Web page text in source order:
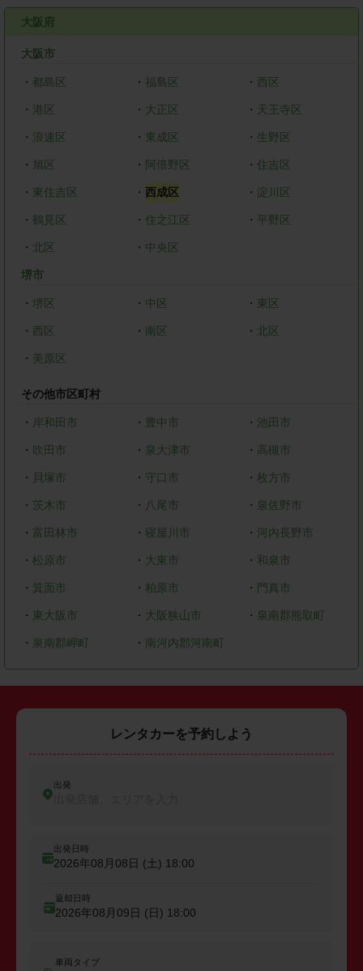
大阪府
大阪市
・ 都島区 ・ 福島区 ・ 西区
・ 港区 ・ 大正区 ・ 天王寺区
・ 浪速区 ・ 東成区 ・ 生野区
・ 旭区 ・ 阿倍野区 ・ 住吉区
・ 東住吉区 ・ 西成区 ・ 淀川区
・ 鶴見区 ・ 住之江区 ・平野区
・ 北区 ・ 中央区
堺市
・ 堺区 ・ 中区 ・ 東区
・ 西区 ・ 南区 ・ 北区
・ 美原区
その他市区町村
・ 岸和田市 ・ 豊中市 ・ 池田市
・ 吹田市 ・ 泉大津市 ・ 高槻市
・ 貝塚市 ・ 守口市 ・枚方市
・ 茨木市 ・ 八尾市 ・ 泉佐野市
・ 富田林市 ・ 寝屋川市 ・ 河内長野市
・ 松原市 ・ 大東市 ・ 和泉市
・ 箕面市 ・ 柏原市 ・ 門真市
・ 東大阪市 ・ 大阪狭山市 ・ 泉南郡熊取町
・ 泉南郡岬町 ・ 南河内郡河南町
レンタカーを予約しよう
出発
出発日時
2026年08月08日 (土) 18:00
返却日時
2026年08月09日 (日) 18:00
車両タイプ